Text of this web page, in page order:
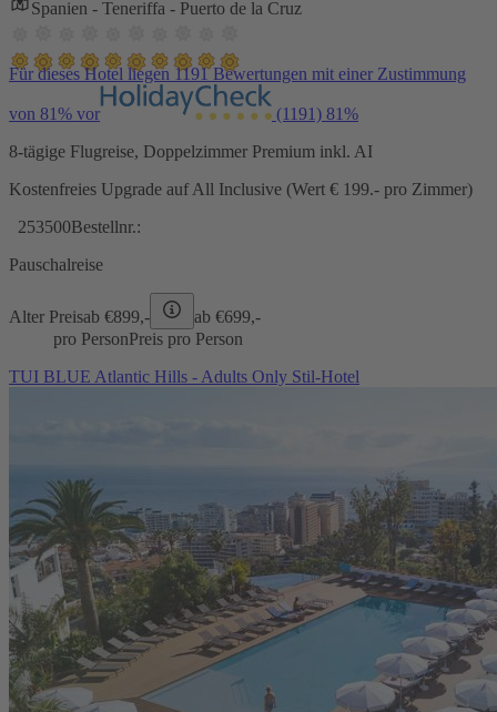
Spanien - Teneriffa - Puerto de la Cruz
Für dieses Hotel liegen 1191 Bewertungen mit einer Zustimmung
von 81% vor (1191) 81%
8-tägige Flugreise, Doppelzimmer Premium inkl. AI
Kostenfreies Upgrade auf All Inclusive (Wert € 199.- pro Zimmer)
253500Bestellnr.:
Pauschalreise
Alter Preisab €899,- ab €699,-
pro PersonPreis pro Person
TUI BLUE Atlantic Hills - Adults Only Stil-Hotel